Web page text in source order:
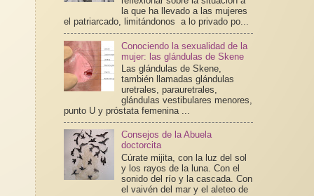
la que ha llevado a las mujeres
el patriarcado, limitándonos a lo privado po...
Conociendo la sexualidad de la
mujer: las glándulas de Skene
Las glándulas de Skene,
también llamadas glándulas
uretrales, parauretrales,
glándulas vestibulares menores,
punto U y próstata femenina ...
Consejos de la Abuela
doctorcita
Cúrate mijita, con la luz del sol
y los rayos de la luna. Con el
sonido del río y la cascada. Con
el vaivén del mar y el aleteo de